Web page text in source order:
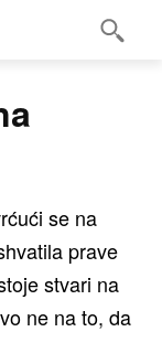
se na
prave
stvari na
ne na to, da